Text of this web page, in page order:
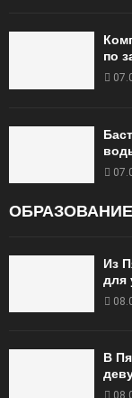
по
ОБРАЗОВАНИЕ
Из
для
В